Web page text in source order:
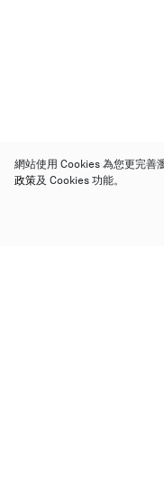
網站使用 Cookies 為您更完善
政策及 Cookies 功能。